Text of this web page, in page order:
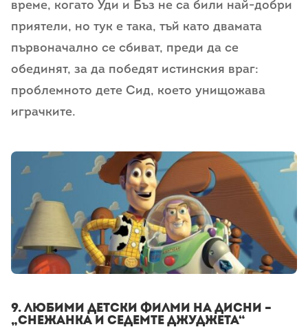
време, когато Уди и Бъз не са били най-добри
приятели, но тук е така, тъй като двамата
първоначално се сбиват, преди да се
обединят, за да победят истинския враг:
проблемното дете Сид, което унищожава
играчките.
9. любими детски филми на дисни –
„Снежанка и седемте джуджета“